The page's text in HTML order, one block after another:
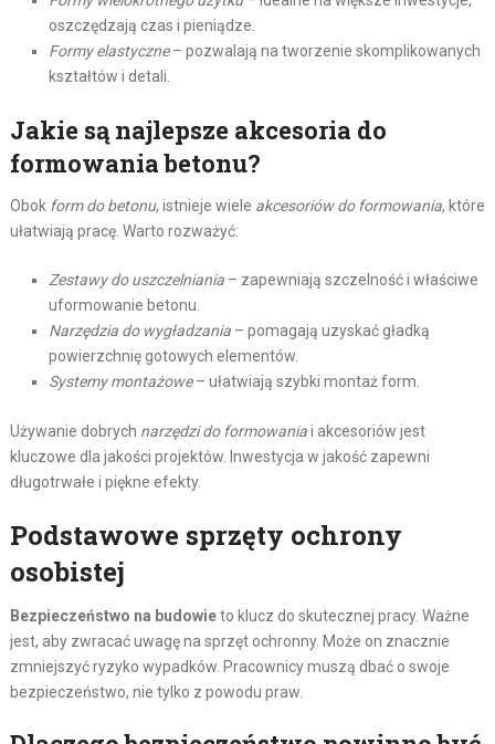
oszczędzają czas i pieniądze.
Formy elastyczne– pozwalają na tworzenie skomplikowanych
kształtów i detali.
Jakie są najlepsze akcesoria do
formowania betonu?
Obok form do betonu, istnieje wiele akcesoriów do formowania, które
ułatwiają pracę. Warto rozważyć:
Zestawy do uszczelniania– zapewniają szczelność i właściwe
uformowanie betonu.
Narzędzia do wygładzania– pomagają uzyskać gładką
powierzchnię gotowych elementów.
Systemy montażowe– ułatwiają szybki montaż form.
Używanie dobrych narzędzi do formowaniai akcesoriów jest
kluczowe dla jakości projektów. Inwestycja w jakość zapewni
długotrwałe i piękne efekty.
Podstawowe sprzęty ochrony
osobistej
Bezpieczeństwo na budowieto klucz do skutecznej pracy. Ważne
jest, aby zwracać uwagę na sprzęt ochronny. Może on znacznie
zmniejszyć ryzyko wypadków. Pracownicy muszą dbać o swoje
bezpieczeństwo, nie tylko z powodu praw.